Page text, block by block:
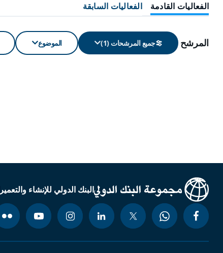
الفعاليات القادمة الفعاليات السابقة
المرشح جميع المرشحات (1) الموضوع
البنك الدولي للإنشاء والتعمير